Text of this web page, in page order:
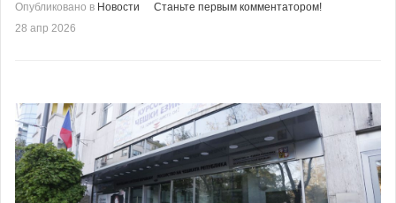
Опубликовано в Новости
Станьте первым комментатором!
28 апр 2026